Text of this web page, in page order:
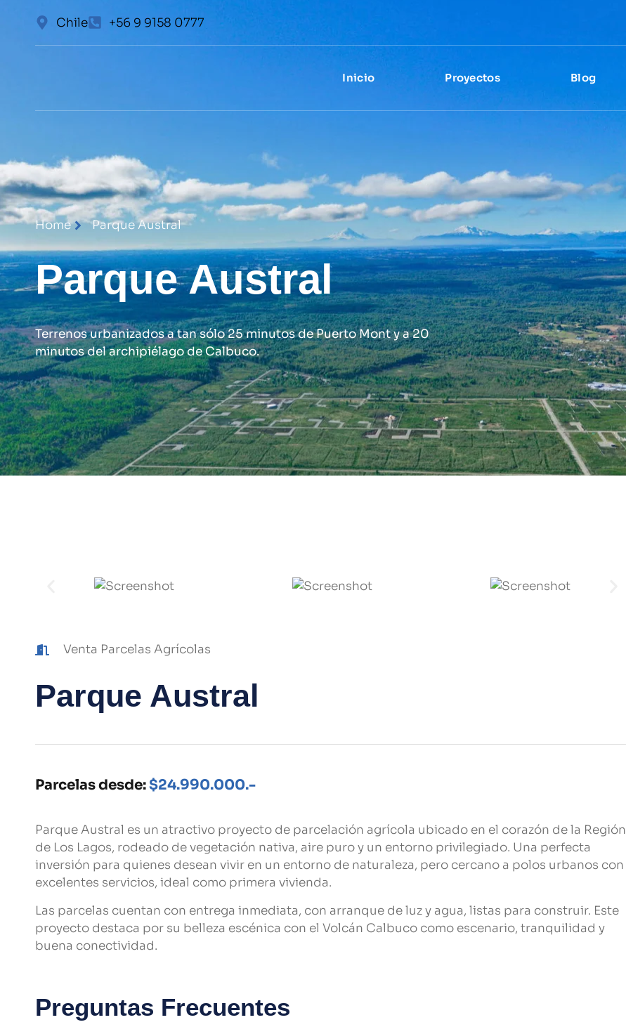
Chile +56 9 9158 0777
Inicio Proyectos Blog
Home Parque Austral
Parque Austral
Terrenos urbanizados a tan sólo 25 minutos de Puerto Mont y a 20
minutos del archipiélago de Calbuco.
Venta Parcelas Agrícolas
Parque Austral
Parcelas desde:$24.990.000.-
Parque Austral es un atractivo proyecto de parcelación agrícola ubicado en el corazón de la Región
de Los Lagos, rodeado de vegetación nativa, aire puro y un entorno privilegiado. Una perfecta
inversión para quienes desean vivir en un entorno de naturaleza, pero cercano a polos urbanos con
excelentes servicios, ideal como primera vivienda.
Las parcelas cuentan con entrega inmediata, con arranque de luz y agua, listas para construir. Este
proyecto destaca por su belleza escénica con el Volcán Calbuco como escenario, tranquilidad y
buena conectividad.
Preguntas Frecuentes